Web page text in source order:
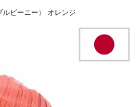
ビーニー） オレンジ